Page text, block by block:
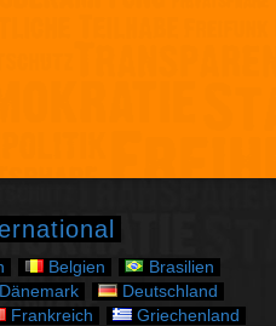
Belgien
Brasilien
Dänemark
Deutschland
Frankreich
Griechenland